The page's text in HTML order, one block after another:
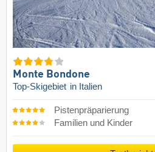
Monte Bondone
Top-Skigebiet in Italien
Pistenpräparierung
Familien und Kinder